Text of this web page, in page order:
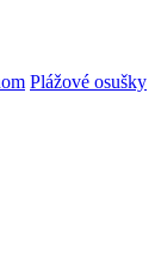
Plážové osušky